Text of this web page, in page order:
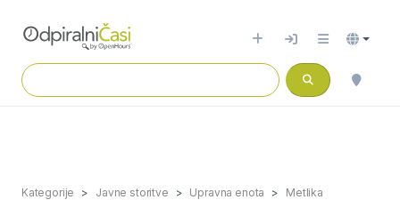
Kategorije Javne storitve Upravna enota
Metlika